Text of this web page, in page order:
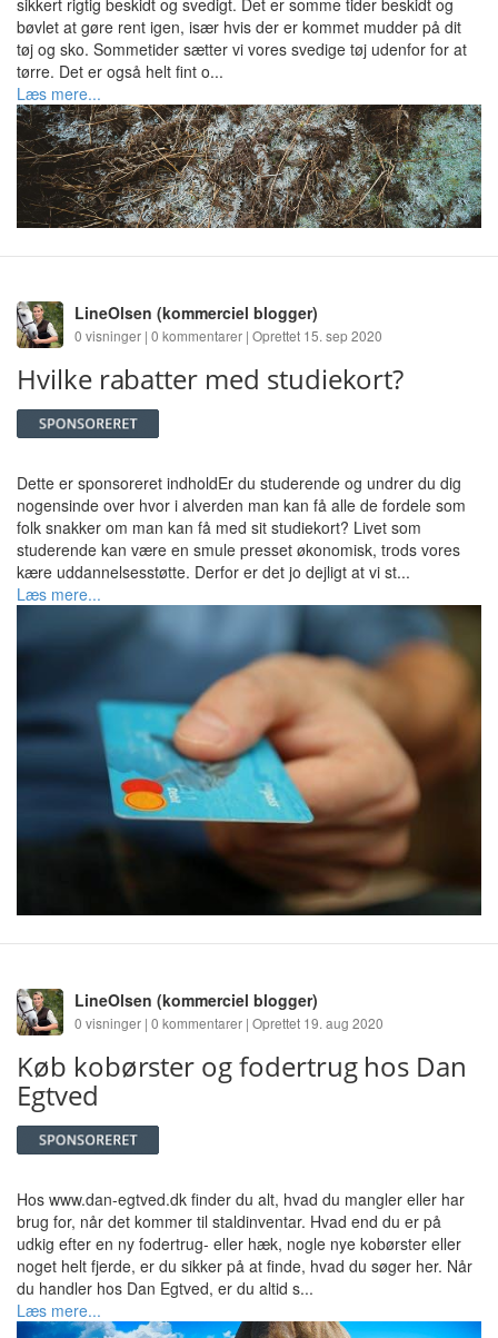
sikkert rigtig beskidt og svedigt. Det er somme tider beskidt og
bøvlet at gøre rent igen, især hvis der er kommet mudder på dit
tøj og sko. Sommetider sætter vi vores svedige tøj udenfor for at
tørre. Det er også helt fint o...
Læs mere...
LineOlsen (kommerciel blogger)
0 visninger | 0 kommentarer | Oprettet 15. sep 2020
Hvilke rabatter med studiekort?
Dette er sponsoreret indholdEr du studerende og undrer du dig
nogensinde over hvor i alverden man kan få alle de fordele som
folk snakker om man kan få med sit studiekort? Livet som
studerende kan være en smule presset økonomisk, trods vores
kære uddannelsesstøtte. Derfor er det jo dejligt at vi st...
Læs mere...
LineOlsen (kommerciel blogger)
0 visninger | 0 kommentarer | Oprettet 19. aug 2020
Køb kobørster og fodertrug hos Dan
Egtved
Hos www.dan-egtved.dk finder du alt, hvad du mangler eller har
brug for, når det kommer til staldinventar. Hvad end du er på
udkig efter en ny fodertrug- eller hæk, nogle nye kobørster eller
noget helt fjerde, er du sikker på at finde, hvad du søger her. Når
du handler hos Dan Egtved, er du altid s...
Læs mere...